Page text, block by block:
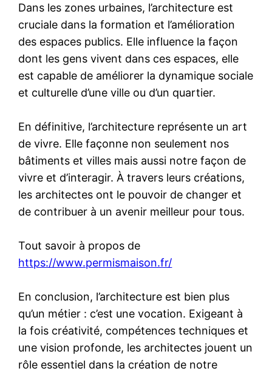
Dans les zones urbaines, l’architecture est
cruciale dans la formation et l’amélioration
des espaces publics. Elle influence la façon
dont les gens vivent dans ces espaces, elle
est capable de améliorer la dynamique sociale
et culturelle d’une ville ou d’un quartier.
En définitive, l’architecture représente un art
de vivre. Elle façonne non seulement nos
bâtiments et villes mais aussi notre façon de
vivre et d’interagir. À travers leurs créations,
les architectes ont le pouvoir de changer et
de contribuer à un avenir meilleur pour tous.
Tout savoir à propos de
https://www.permismaison.fr/
En conclusion, l’architecture est bien plus
qu’un métier : c’est une vocation. Exigeant à
la fois créativité, compétences techniques et
une vision profonde, les architectes jouent un
rôle essentiel dans la création de notre